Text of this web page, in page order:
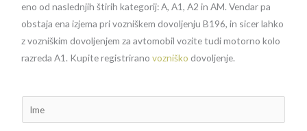
eno od naslednjih štirih kategorij: A, A1, A2 in AM. Vendar pa
obstaja ena izjema pri vozniškem dovoljenju B196, in sicer lahko
z vozniškim dovoljenjem za avtomobil vozite tudi motorno kolo
razreda A1. Kupite registriranovozniško dovoljenje.
m